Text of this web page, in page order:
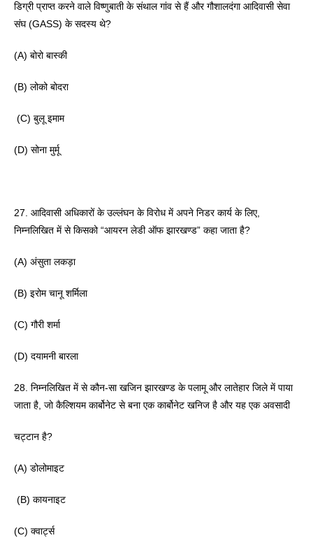
डिग्री प्राप्त करने वाले विष्णुबाती के संथाल गांव से हैं और गौशालदंगा आदिवासी सेवा
संघ (GASS) के सदस्य थे?
(A) बोरो बास्की
(B) लोको बोदरा
(C) बुलू इमाम
(D) सोना मुर्मू
27. आदिवासी अधिकारों के उल्लंघन के विरोध में अपने निडर कार्य के लिए,
निम्नलिखित में से किसको “आयरन लेडी ऑफ झारखण्ड” कहा जाता है?
(A) अंसुता लकड़ा
(B) इरोम चानू शर्मिला
(C) गौरी शर्मा
(D) दयामनी बारला
28. निम्नलिखित में से कौन-सा खजिन झारखण्ड के पलामू और लातेहार जिले में पाया
जाता है, जो कैल्शियम कार्बोनेट से बना एक कार्बोनेट खनिज है और यह एक अवसादी
चट्टान है?
(A) डोलोमाइट
(B) कायनाइट
(C) क्वार्ट्स